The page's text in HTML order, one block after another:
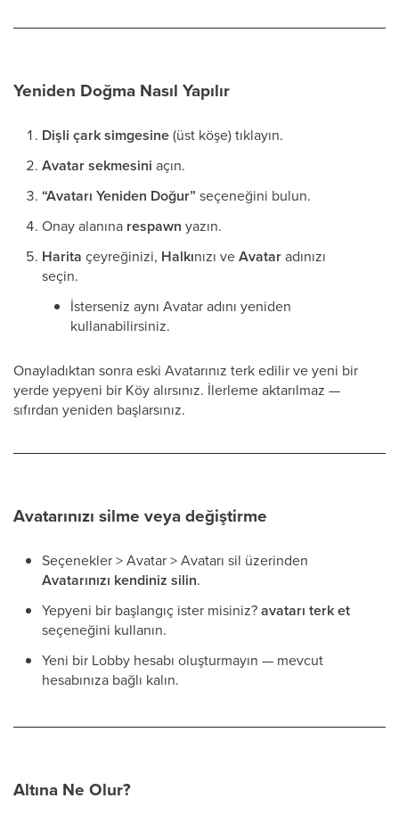
Yeniden Doğma Nasıl Yapılır
Dişli çark simgesine(üst köşe) tıklayın.
Avatar sekmesini açın.
“Avatarı Yeniden Doğur” seçeneğini bulun.
Onay alanına respawn yazın.
Harita çeyreğinizi, Halkınızı veAvataradınızı
seçin.
İsterseniz aynı Avatar adını yeniden
kullanabilirsiniz.
Onayladıktan sonra eski Avatarınız terk edilir ve yeni bir
yerde yepyeni bir Köy alırsınız. İlerleme aktarılmaz —
sıfırdan yeniden başlarsınız.
Avatarınızı silme veya değiştirme
Seçenekler > Avatar > Avatarı sil üzerinden
Avatarınızı kendiniz silin.
Yepyeni bir başlangıç ister misiniz?avatarı terk et
seçeneğini kullanın.
Yeni bir Lobby hesabı oluşturmayın — mevcut
hesabınıza bağlı kalın.
Altına Ne Olur?